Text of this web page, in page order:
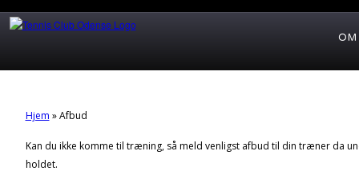
OM
Hjem »Afbud
Kan du ikke komme til træning, så meld venligst afbud til din træner da
holdet.